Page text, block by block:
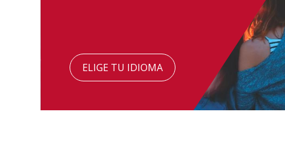
ELIGE TU IDIOMA